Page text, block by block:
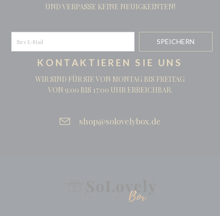
UND VERPASSE KEINE NEUIGKEINTEN!
KONTAKTIEREN SIE UNS
WIR SIND FÜR SIE VON MONTAG BIS FREITAG
VON 9:00 BIS 17:00 UHR ERREICHBAR.
shop@solovelybox.de